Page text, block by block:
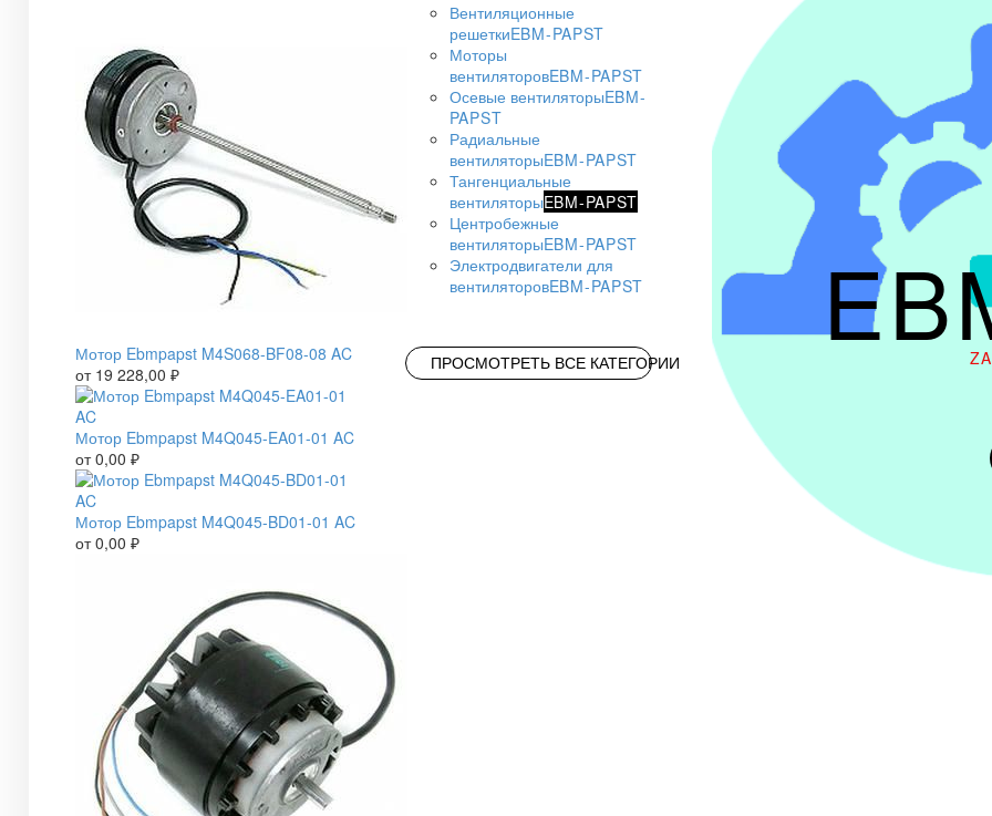
Мотор Ebmpapst M4S068-BF08-08 AC
от 19 228,00 ₽
Мотор Ebmpapst M4Q045-EA01-01 AC
от0,00 ₽
Мотор Ebmpapst M4Q045-BD01-01 AC
от0,00 ₽
Вентиляционные
решеткиEBM-PAPST
Моторы
вентиляторовEBM-PAPST
Осевые вентиляторыEBM-
PAPST
Радиальные
вентиляторыEBM-PAPST
Тангенциальные
вентиляторыEBM-PAPST
Центробежные
вентиляторыEBM-PAPST
Электродвигатели для
вентиляторовEBM-PAPST
ПРОСМОТРЕТЬ ВСЕ КАТЕГОРИИ